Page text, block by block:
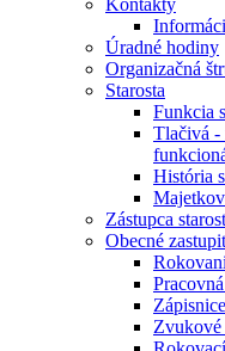
Kontakty
Úradné hodiny
Organizačná
Starosta
Funkcia
Tlačivá -
História
Zástupca
Obecné
Zvukové